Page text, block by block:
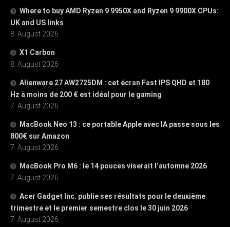
Where to buy AMD Ryzen 9 9950X and Ryzen 9 9900X CPUs:
UK and US links
8. August 2026
X1 Carbon
8. August 2026
Alienware 27 AW2725DM : cet écran Fast IPS QHD et 180
Hz à moins de 200 € est idéal pour le gaming
7. August 2026
MacBook Neo 13 : ce portable Apple avec IA passe sous les
800€ sur Amazon
7. August 2026
MacBook Pro M6 : le 14 pouces viserait l’automne 2026
7. August 2026
Acer Gadget Inc. publie ses résultats pour le deuxième
trimestre et le premier semestre clos le 30 juin 2026
7. August 2026